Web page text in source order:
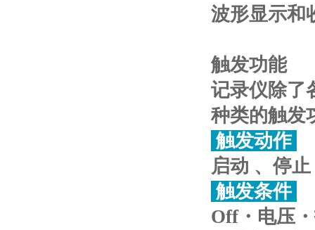
波形显示和
触发功能
记录仪除了
种类的触发
触发动作
启动 、停止
触发条件
Off・电压